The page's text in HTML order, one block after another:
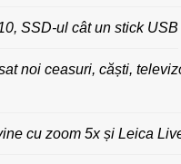
SSD-ul cât un stick USB
noi ceasuri, căști,
cu zoom 5x și Leica